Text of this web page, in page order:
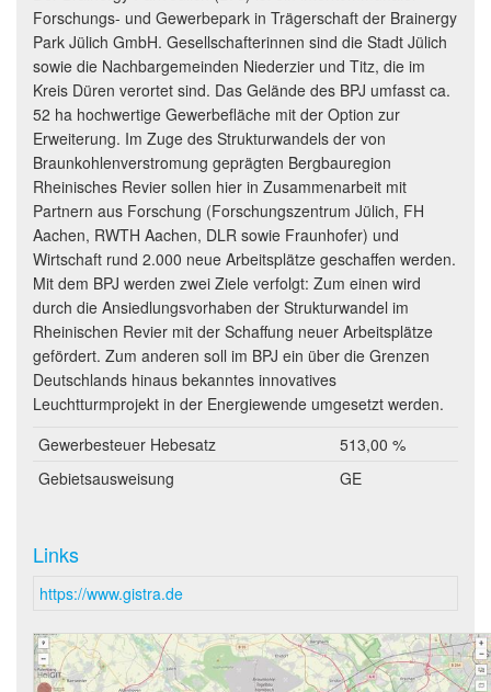
Forschungs- und Gewerbepark in Trägerschaft der Brainergy
Park Jülich GmbH. Gesellschafterinnen sind die Stadt Jülich
sowie die Nachbargemeinden Niederzier und Titz, die im
Kreis Düren verortet sind. Das Gelände des BPJ umfasst ca.
52 ha hochwertige Gewerbefläche mit der Option zur
Erweiterung. Im Zuge des Strukturwandels der von
Braunkohlenverstromung geprägten Bergbauregion
Rheinisches Revier sollen hier in Zusammenarbeit mit
Partnern aus Forschung (Forschungszentrum Jülich, FH
Aachen, RWTH Aachen, DLR sowie Fraunhofer) und
Wirtschaft rund 2.000 neue Arbeitsplätze geschaffen werden.
Mit dem BPJ werden zwei Ziele verfolgt: Zum einen wird
durch die Ansiedlungsvorhaben der Strukturwandel im
Rheinischen Revier mit der Schaffung neuer Arbeitsplätze
gefördert. Zum anderen soll im BPJ ein über die Grenzen
Deutschlands hinaus bekanntes innovatives
Leuchtturmprojekt in der Energiewende umgesetzt werden.
Gewerbesteuer Hebesatz
513,00 %
Gebietsausweisung
GE
Links
https://www.gistra.de